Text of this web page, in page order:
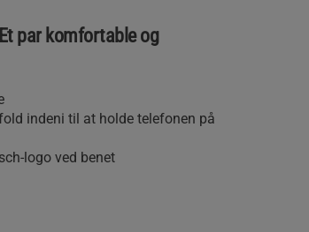
par komfortable og
indeni til at holde telefonen på
logo ved benet